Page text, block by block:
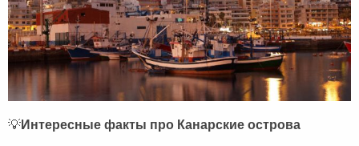
💡Интересные факты про Канарские острова